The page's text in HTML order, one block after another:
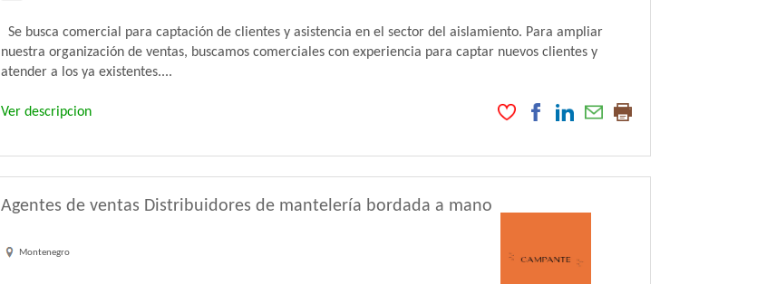
Se busca comercial para captación de clientes y asistencia en el sector del aislamiento. Para ampliar
nuestra organización de ventas, buscamos comerciales con experiencia para captar nuevos clientes y
atender a los ya existentes....
Ver descripcion
Agentes de ventas Distribuidores de mantelería bordada a mano
Montenegro